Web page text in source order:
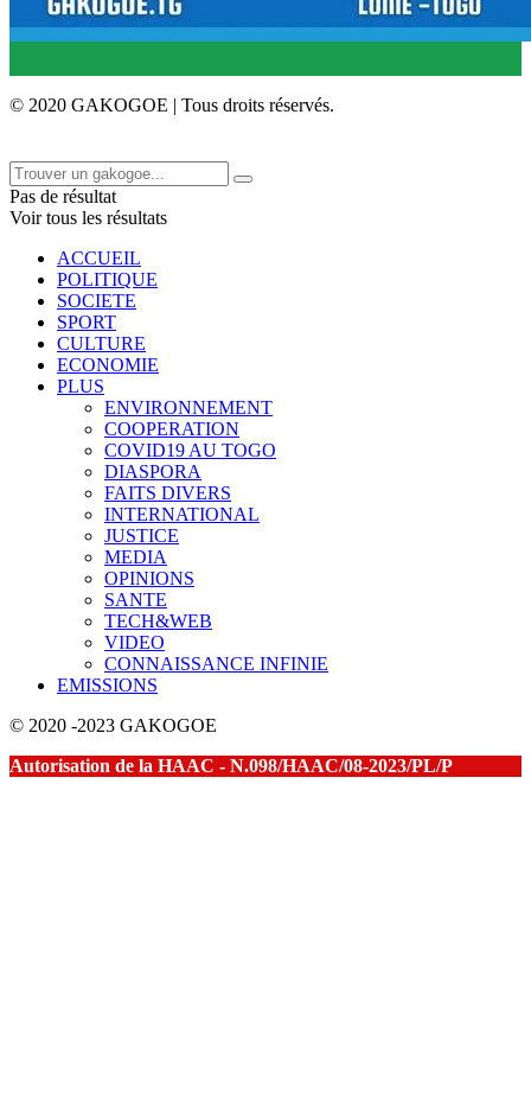
© 2020 GAKOGOE | Tous droits réservés.
Pas de résultat
Voir tous les résultats
ACCUEIL
POLITIQUE
SOCIETE
SPORT
CULTURE
ECONOMIE
PLUS
ENVIRONNEMENT
COOPERATION
COVID19 AU TOGO
DIASPORA
FAITS DIVERS
INTERNATIONAL
JUSTICE
MEDIA
OPINIONS
SANTE
TECH&WEB
VIDEO
CONNAISSANCE INFINIE
EMISSIONS
© 2020 -2023 GAKOGOE
Autorisation de la HAAC - N.098/HAAC/08-2023/PL/P